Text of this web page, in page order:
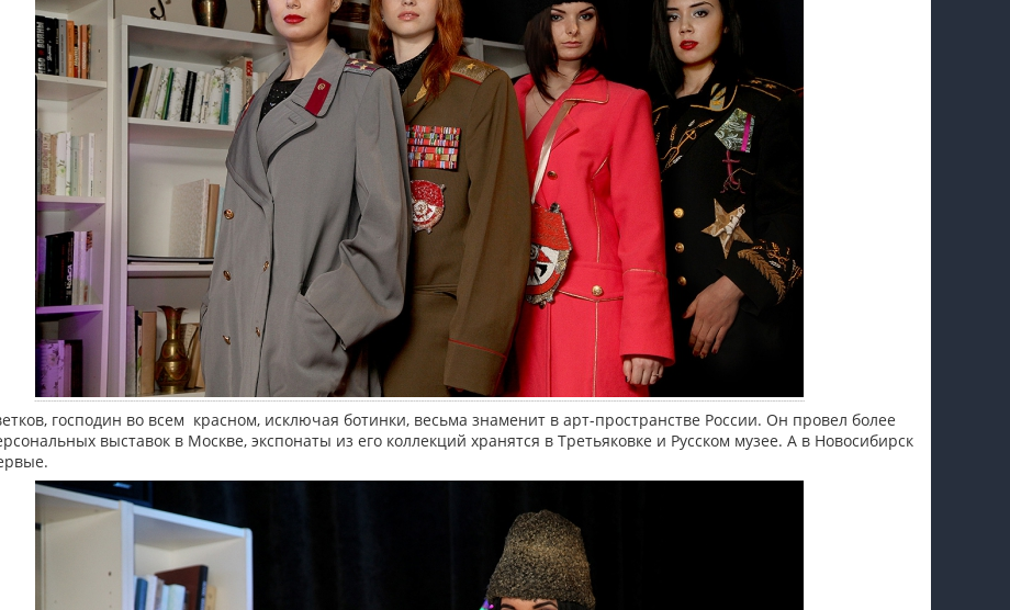
господин во всем красном, исключая ботинки, весьма знаменит в арт-пространстве России. Он провел более
выставок в Москве, экспонаты из его коллекций хранятся в Третьяковке и Русском музее. А в Новосибирск